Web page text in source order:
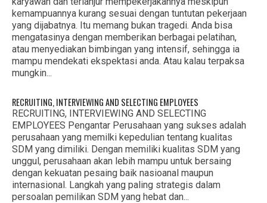
kemampuannya kurang sesuai dengan tuntutan pekerjaan
yang dijabatnya. Itu memang bukan tragedi. Anda bisa
mengatasinya dengan memberikan berbagai pelatihan,
atau menyediakan bimbingan yang intensif, sehingga ia
mampu mendekati ekspektasi anda. Atau kalau terpaksa
mungkin...
RECRUITING, INTERVIEWING AND SELECTING EMPLOYEES
RECRUITING, INTERVIEWING AND SELECTING
EMPLOYEES Pengantar Perusahaan yang sukses adalah
perusahaan yang memilki kepedulian tentang kualitas
SDM yang dimiliki. Dengan memiliki kualitas SDM yang
unggul, perusahaan akan lebih mampu untuk bersaing
dengan kekuatan pesaing baik nasioanal maupun
internasional. Langkah yang paling strategis dalam
persoalan pemilikan SDM yang hebat dan...